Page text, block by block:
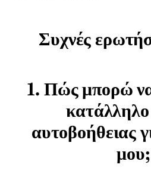
Συχνές
1. Πώς μπορώ
κατάλληλο
αυτοβοήθειας
μου;